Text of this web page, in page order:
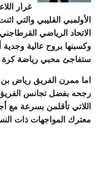
غرار
الأولمبي القليبي والتي
الاتحاد الرياضي
وكسبنها بروح عالية
ستفاجئ محبي رياضة كرة
اما ممرن الفريق رياض بن
رجحه بفضل تجانس الفريق
اللاتي تأقلمن بسرعة مع
معترك المواجهات ذات